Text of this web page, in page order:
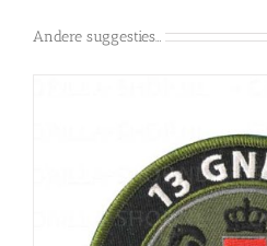
Andere suggesties…